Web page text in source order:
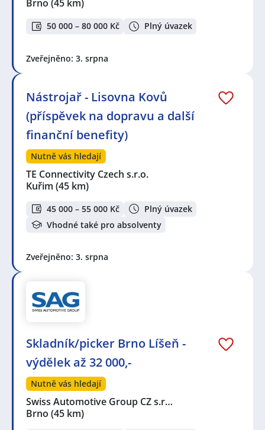
Brno (45 km)
50 000 – 80 000 Kč Plný úvazek
Zveřejněno: 3. srpna
Nástrojař - Lisovna Kovů
(příspěvek na dopravu a další
finanční benefity)
Nutně vás hledají
TE Connectivity Czech s.r.o.
Kuřim (45 km)
45 000 – 55 000 Kč
Plný úvazek
Vhodné také pro absolventy
Zveřejněno: 3. srpna
Skladník/picker Brno Líšeň -
výdělek až 32 000,-
Nutně vás hledají
Swiss Automotive Group CZ s.r…
Brno (45 km)